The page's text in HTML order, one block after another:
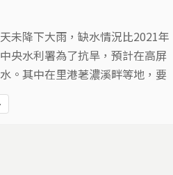
未降下大雨，缺水情況比2021年
央水利署為了抗旱，預計在高屏
。其中在里港荖濃溪畔等地，要
做為抗旱備援水井，地方居民認
事先告知情況，再加上地方已經